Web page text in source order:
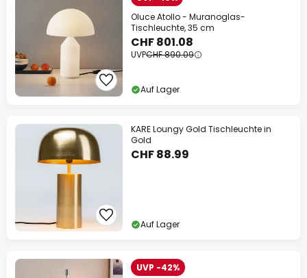
Oluce Atollo - Muranoglas-
Tischleuchte, 35 cm
CHF 801.08
UVPCHF 890.09
Auf Lager
KARE Loungy Gold Tischleuchte in
Gold
CHF 88.99
Auf Lager
UVP -42%